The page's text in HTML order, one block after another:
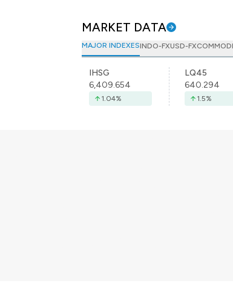
MARKET DATA
MAJOR INDEXESINDO-FXUSD-FX
IHSG
6,409.654
1.04%
LQ45
640.294
1.5%